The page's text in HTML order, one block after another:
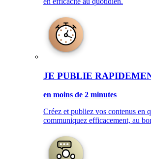
JE PUBLIE
en moins de 2 minutes
Créez et publiez vos contenus en
communiquez efficacement, au